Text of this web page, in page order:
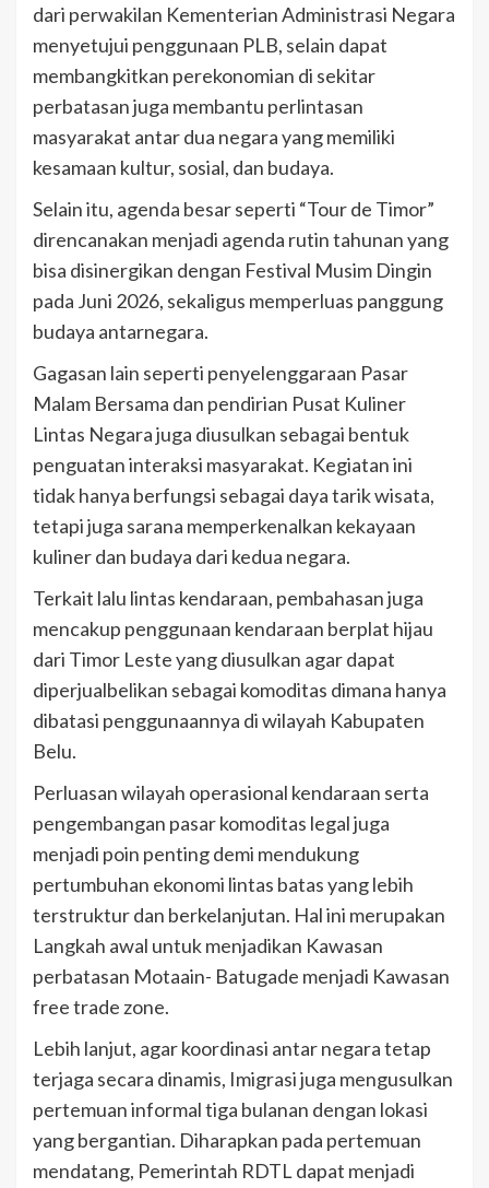
dari perwakilan Kementerian Administrasi Negara
menyetujui penggunaan PLB, selain dapat
membangkitkan perekonomian di sekitar
perbatasan juga membantu perlintasan
masyarakat antar dua negara yang memiliki
kesamaan kultur, sosial, dan budaya.
Selain itu, agenda besar seperti “Tour de Timor”
direncanakan menjadi agenda rutin tahunan yang
bisa disinergikan dengan Festival Musim Dingin
pada Juni 2026, sekaligus memperluas panggung
budaya antarnegara.
Gagasan lain seperti penyelenggaraan Pasar
Malam Bersama dan pendirian Pusat Kuliner
Lintas Negara juga diusulkan sebagai bentuk
penguatan interaksi masyarakat. Kegiatan ini
tidak hanya berfungsi sebagai daya tarik wisata,
tetapi juga sarana memperkenalkan kekayaan
kuliner dan budaya dari kedua negara.
Terkait lalu lintas kendaraan, pembahasan juga
mencakup penggunaan kendaraan berplat hijau
dari Timor Leste yang diusulkan agar dapat
diperjualbelikan sebagai komoditas dimana hanya
dibatasi penggunaannya di wilayah Kabupaten
Belu.
Perluasan wilayah operasional kendaraan serta
pengembangan pasar komoditas legal juga
menjadi poin penting demi mendukung
pertumbuhan ekonomi lintas batas yang lebih
terstruktur dan berkelanjutan. Hal ini merupakan
Langkah awal untuk menjadikan Kawasan
perbatasan Motaain- Batugade menjadi Kawasan
free trade zone.
Lebih lanjut, agar koordinasi antar negara tetap
terjaga secara dinamis, Imigrasi juga mengusulkan
pertemuan informal tiga bulanan dengan lokasi
yang bergantian. Diharapkan pada pertemuan
mendatang, Pemerintah RDTL dapat menjadi